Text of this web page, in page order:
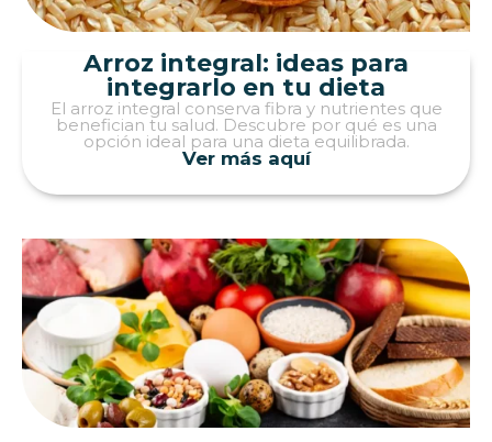
Arroz integral: ideas para
integrarlo en tu dieta
El arroz integral conserva fibra y nutrientes que
benefician tu salud. Descubre por qué es una
opción ideal para una dieta equilibrada.
Ver más aquí